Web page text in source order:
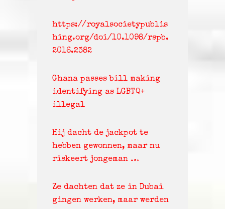
https://royalsocietypublis
hing.org/doi/10.1098/rspb.
2016.2382
Ghana passes bill making
identifying as LGBTQ+
illegal
Hij dacht de jackpot te
hebben gewonnen, maar nu
riskeert jongeman …
Ze dachten dat ze in Dubai
gingen werken, maar werden